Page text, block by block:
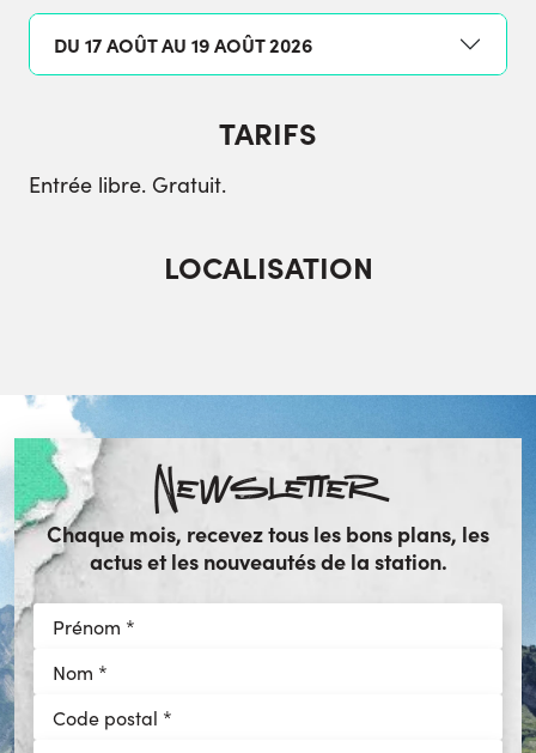
DU 17 AOÛT AU 19 AOÛT 2026
TARIFS
Entrée libre. Gratuit.
LOCALISATION
Newsletter
Chaque mois, recevez tous les bons plans, les
actus et les nouveautés de la station.